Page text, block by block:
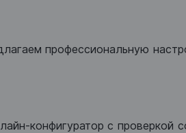
профессиональную
конфигуратор с проверкой